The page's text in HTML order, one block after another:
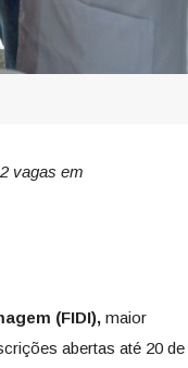
vagas em
(FIDI), maior
abertas até 20 de